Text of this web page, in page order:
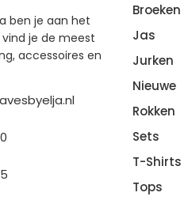
ben je aan het
vind je de meest
accessoires en
Broeken
Jas
Jurken
Nieuwe
Rokken
Sets
T-Shirts
Tops